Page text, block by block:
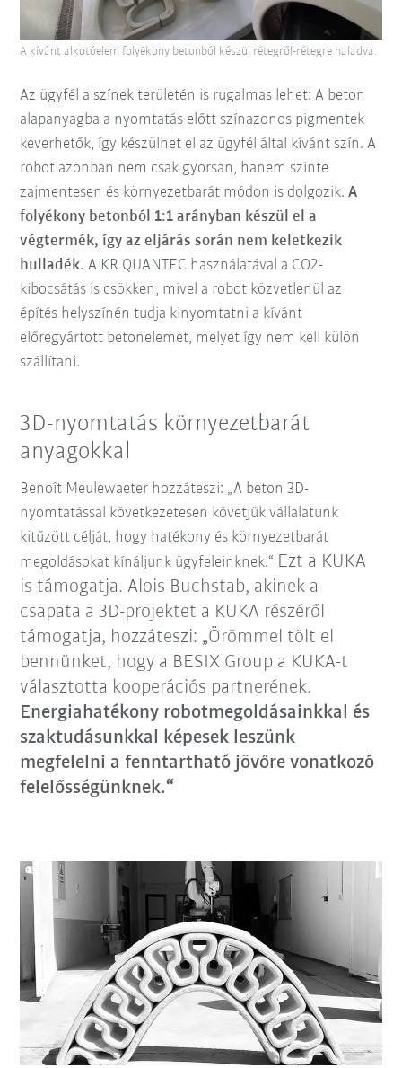
Az ügyfél a színek területén is rugalmas lehet: A beton
alapanyagba a nyomtatás előtt színazonos pigmentek
keverhetők, így készülhet el az ügyfél által kívánt szín. A
robot azonban nem csak gyorsan, hanem szinte
zajmentesen és környezetbarát módon is dolgozik.A
folyékony betonból 1:1 arányban készül el a
végtermék, így az eljárás során nem keletkezik
hulladék.A KR QUANTEC használatával a CO2-
kibocsátás is csökken, mivel a robot közvetlenül az
építés helyszínén tudja kinyomtatni a kívánt
előregyártott betonelemet, melyet így nem kell külön
szállítani.
A kívánt alkotóelem folyékony betonból készül rétegről-rétegre haladva.
3D-nyomtatás környezetbarát
anyagokkal
Benoît Meulewaeter hozzáteszi: „A beton 3D-
nyomtatással következetesen követjük vállalatunk
kitűzött célját, hogy hatékony és környezetbarát
megoldásokat kínáljunk ügyfeleinknek.“ Ezt a KUKA
is támogatja. Alois Buchstab, akinek a
csapata a 3D-projektet a KUKA részéről
támogatja, hozzáteszi: „Örömmel tölt el
bennünket, hogy a BESIX Group a KUKA-t
választotta kooperációs partnerének.
Energiahatékony robotmegoldásainkkal és
szaktudásunkkal képesek leszünk
megfelelni a fenntartható jövőre vonatkozó
felelősségünknek.“